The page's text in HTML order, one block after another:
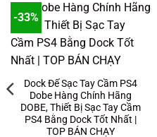
-33%
Dock Đế Sạc Tay Cầm PS4
Dobe Hàng Chính Hãng
DOBE, Thiết Bị Sạc Tay Cầm
PS4 Bằng Dock Tốt Nhất |
TOP BÁN CHẠY